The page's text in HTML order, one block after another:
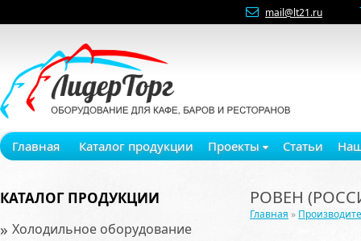
mail@lt21.ru
Главная Каталог продукции Проекты Статьи
КАТАЛОГ ПРОДУКЦИИ
» Холодильное оборудование
РОВЕН
Главная »